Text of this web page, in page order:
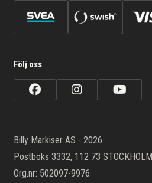
Följ oss
Billy Markiser AS - 2026
Postboks 3332, 112 73 STOCKHOLM
Org.nr: 502097-9976